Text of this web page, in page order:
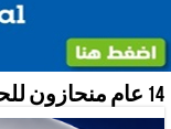
14 عام منحازون للحقيقة …